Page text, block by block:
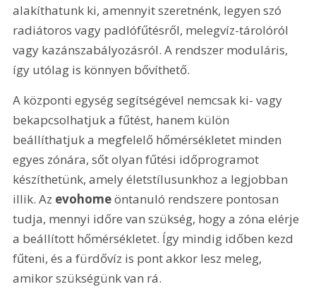
alakíthatunk ki, amennyit szeretnénk, legyen szó
radiátoros vagy padlófűtésről, melegvíz-tárolóról
vagy kazánszabályozásról. A rendszer moduláris,
így utólag is könnyen bővíthető.
A központi egység segítségével nemcsak ki- vagy
bekapcsolhatjuk a fűtést, hanem külön
beállíthatjuk a megfelelő hőmérsékletet minden
egyes zónára, sőt olyan fűtési időprogramot
készíthetünk, amely életstílusunkhoz a legjobban
illik. Az evohome öntanuló rendszere pontosan
tudja, mennyi időre van szükség, hogy a zóna elérje
a beállított hőmérsékletet. Így mindig időben kezd
fűteni, és a fürdővíz is pont akkor lesz meleg,
amikor szükségünk van rá.